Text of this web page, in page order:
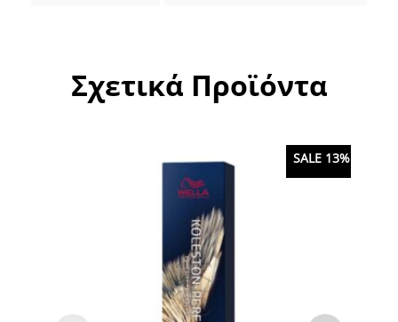
Σχετικά Προϊόντα
SALE 13%